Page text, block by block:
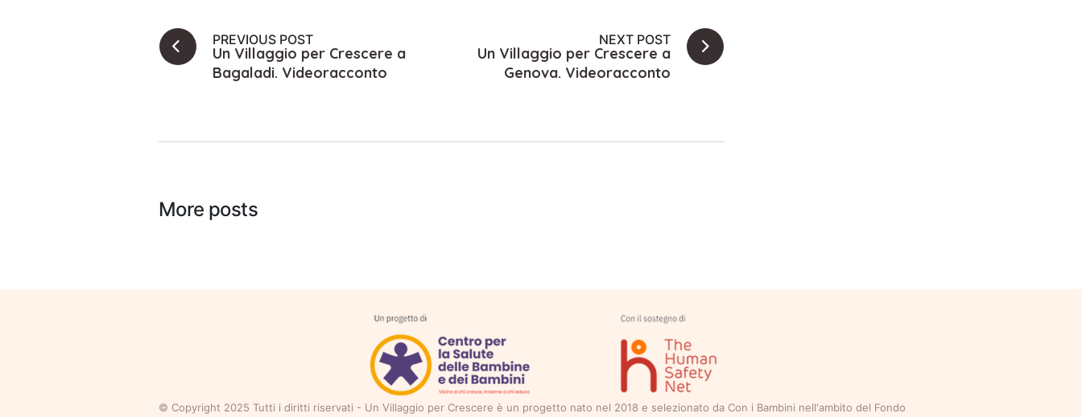
PREVIOUS POST
Un Villaggio per Crescere a
Bagaladi. Videoracconto
NEXT POST
Un Villaggio per Crescere a
Genova. Videoracconto
More posts
© Copyright 2025 Tutti i diritti riservati - Un Villaggio per Crescere è un progetto nato nel 2018 e selezionato da Con i Bambini nell'ambito del Fondo